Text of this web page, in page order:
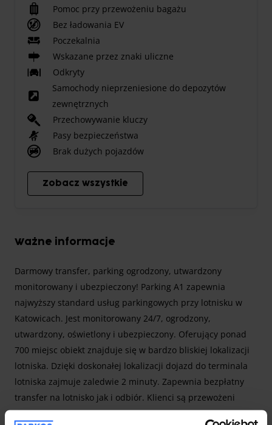
Pomoc przy przewożeniu bagażu
Bez ładowania EV
Poczekalnia
Wskazane przez znaki uliczne
Odkryty
Samochody nieprzeniesione do depozytów
zewnętrznych
Przechowywanie kluczy
Pasy bezpieczeństwa
Brak dużych pojazdów
Zobacz wszystkie
Ważne informacje
Darmowy transfer, parking ogrodzony, utwardzony
monitorowany i ubezpieczony! Parking A1 zapewnia
najwyższy standard usług parkingowych przy lotnisku w
Katowicach. Jest monitorowany 24/7, ogrodzony,
utwardzony, oświetlony i ubezpieczony. Oferujący ponad
700 miejsc obiekt znajduje się w bardzo bliskiej lokalizacji
lotniska. Dzięki doskonałej lokalizacji dojazd do terminala
lotniska zajmuje zaledwie 2 minuty. Zapewnia bezpłatny
transfer na lotnisko jak i odbiór. Klienci są przewożeni
komfortowym, 9 osobowym busem. Dla najmłodszych
Więcej